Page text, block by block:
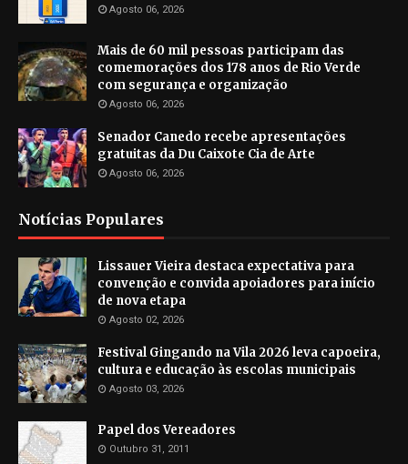
Agosto 06, 2026
Mais de 60 mil pessoas participam das
comemorações dos 178 anos de Rio Verde
com segurança e organização
Agosto 06, 2026
Senador Canedo recebe apresentações
gratuitas da Du Caixote Cia de Arte
Agosto 06, 2026
Notícias Populares
Lissauer Vieira destaca expectativa para
convenção e convida apoiadores para início
de nova etapa
Agosto 02, 2026
Festival Gingando na Vila 2026 leva capoeira,
cultura e educação às escolas municipais
Agosto 03, 2026
Papel dos Vereadores
Outubro 31, 2011